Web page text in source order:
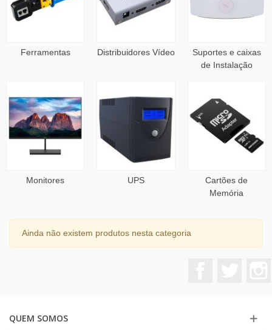
Ferramentas Distribuidores Vídeo
Suportes e caixas
de Instalação
Monitores UPS
Cartões de
Memória
Ainda não existem produtos nesta categoria
QUEM SOMOS